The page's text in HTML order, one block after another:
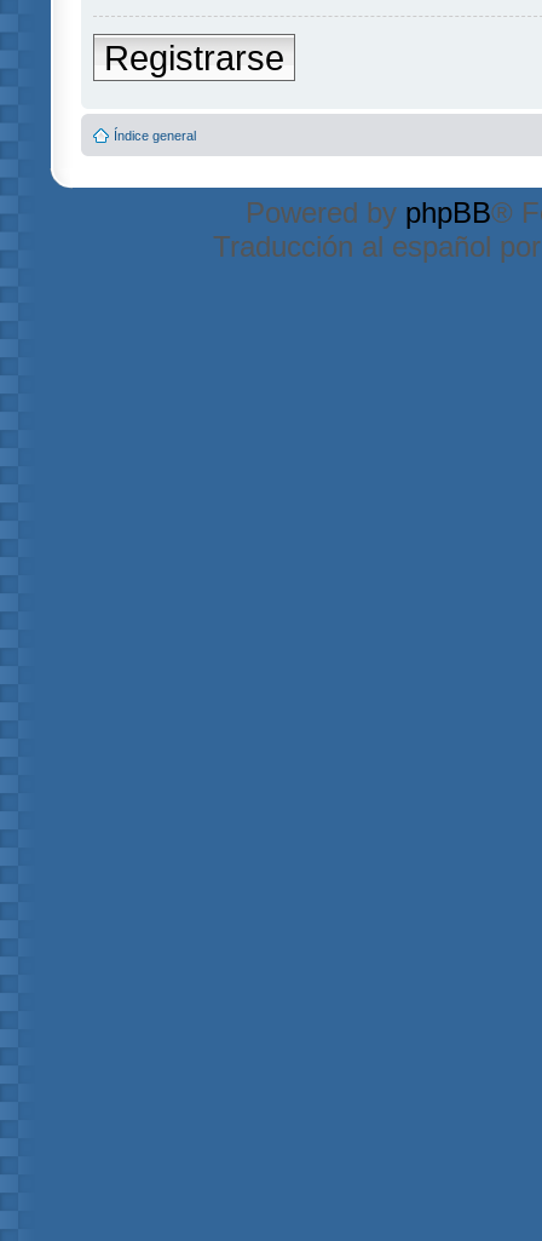
Registrarse
Índice general
Powered by phpBB®
Traducción al español